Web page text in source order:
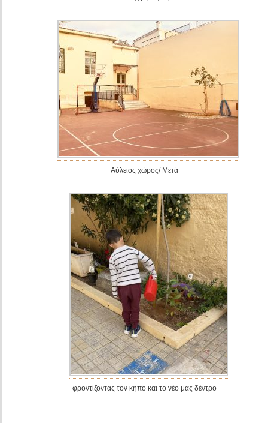
Αύλειος χώρος/ Μετά
φροντίζοντας τον κήπο και το νέο μας δέντρο